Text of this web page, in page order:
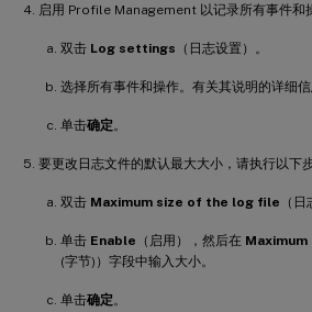
启用 Profile Management 以记录所有事件和
双击 Log settings （日志设置）。
选择所有事件和操作。有关其说明的详细
单击确定 。
要更改日志文件的默认最大大小，请执行以下
双击 Maximum size of the log file （
单击 Enable （启用），然后在
(字节)）字段中输入大小。
单击确定 。